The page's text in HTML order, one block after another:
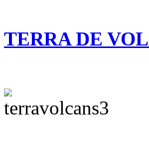
TERRA DE